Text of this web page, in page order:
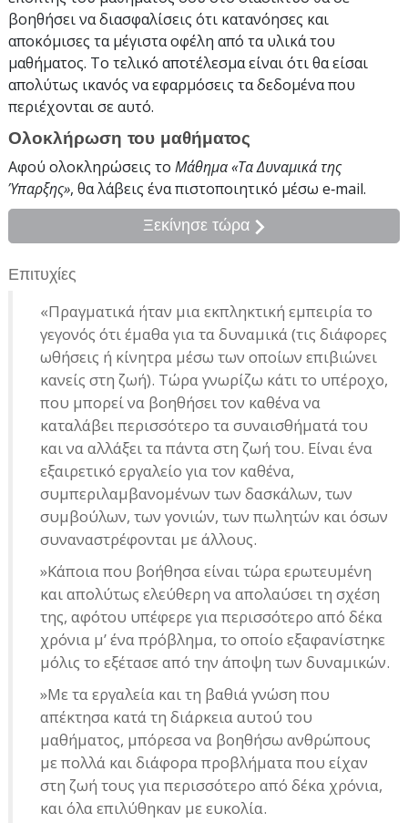
βοηθήσει να διασφαλίσεις ότι κατανόησες και
αποκόμισες τα μέγιστα οφέλη από τα υλικά του
μαθήματος. Το τελικό αποτέλεσμα είναι ότι θα είσαι
απολύτως ικανός να εφαρμόσεις τα δεδομένα που
περιέχονται σε αυτό.
Ολοκλήρωση του μαθήματος
Αφού ολοκληρώσεις το Μάθημα «Τα Δυναμικά της
Ύπαρξης», θα λάβεις ένα πιστοποιητικό μέσω e‑mail.
Ξεκίνησε τώρα
Επιτυχίες
«Πραγματικά ήταν μια εκπληκτική εμπειρία το
γεγονός ότι έμαθα για τα δυναμικά (τις διάφορες
ωθήσεις ή κίνητρα μέσω των οποίων επιβιώνει
κανείς στη ζωή). Τώρα γνωρίζω κάτι το υπέροχο,
που μπορεί να βοηθήσει τον καθένα να
καταλάβει περισσότερο τα συναισθήματά του
και να αλλάξει τα πάντα στη ζωή του. Είναι ένα
εξαιρετικό εργαλείο για τον καθένα,
συμπεριλαμβανομένων των δασκάλων, των
συμβούλων, των γονιών, των πωλητών και όσων
συναναστρέφονται με άλλους.
»Κάποια που βοήθησα είναι τώρα ερωτευμένη
και απολύτως ελεύθερη να απολαύσει τη σχέση
της, αφότου υπέφερε για περισσότερο από δέκα
χρόνια μ’ ένα πρόβλημα, το οποίο εξαφανίστηκε
μόλις το εξέτασε από την άποψη των δυναμικών.
»Με τα εργαλεία και τη βαθιά γνώση που
απέκτησα κατά τη διάρκεια αυτού του
μαθήματος, μπόρεσα να βοηθήσω ανθρώπους
με πολλά και διάφορα προβλήματα που είχαν
στη ζωή τους για περισσότερο από δέκα χρόνια,
και όλα επιλύθηκαν με ευκολία.